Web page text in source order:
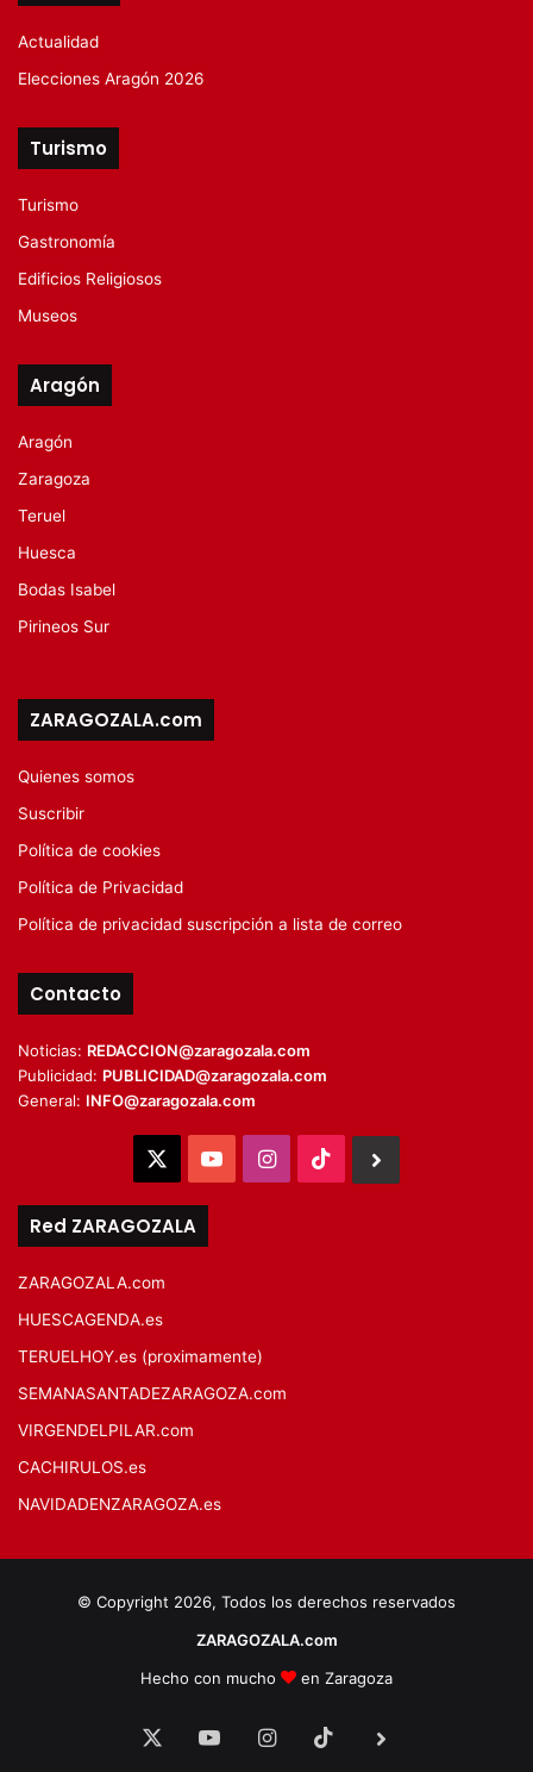
Actualidad
Elecciones Aragón 2026
Turismo
Turismo
Gastronomía
Edificios Religiosos
Museos
Aragón
Aragón
Zaragoza
Teruel
Huesca
Bodas Isabel
Pirineos Sur
ZARAGOZALA.com
Quienes somos
Suscribir
Política de cookies
Política de Privacidad
Política de privacidad suscripción a lista de correo
Contacto
Noticias: REDACCION@zaragozala.com
Publicidad: PUBLICIDAD@zaragozala.com
General: INFO@zaragozala.com
YouTubeInstagram
TikTok
Red ZARAGOZALA
ZARAGOZALA.com
HUESCAGENDA.es
TERUELHOY.es (proximamente)
SEMANASANTADEZARAGOZA.com
VIRGENDELPILAR.com
CACHIRULOS.es
NAVIDADENZARAGOZA.es
© Copyright 2026, Todos los derechos reservados
ZARAGOZALA.com
Hecho con mucho
en Zaragoza
YouTubeInstagram
TikTok